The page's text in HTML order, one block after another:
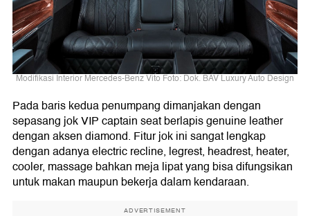
Modifikasi Interior Mercedes-Benz Vito Foto: Dok. BAV Luxury Auto Design
Pada baris kedua penumpang dimanjakan dengan
sepasang jok VIP captain seat berlapis genuine leather
dengan aksen diamond. Fitur jok ini sangat lengkap
dengan adanya electric recline, legrest, headrest, heater,
cooler, massage bahkan meja lipat yang bisa difungsikan
untuk makan maupun bekerja dalam kendaraan.
ADVERTISEMENT